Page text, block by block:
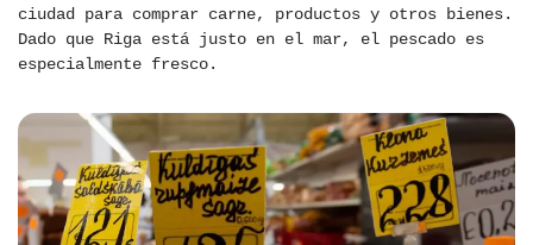
ciudad para comprar carne, productos y otros bienes.
Dado que Riga está justo en el mar, el pescado es
especialmente fresco.